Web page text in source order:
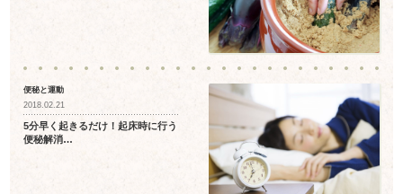
便秘と運動
2018.02.21
5分早く起きるだけ！起床時に行う
便秘解消…